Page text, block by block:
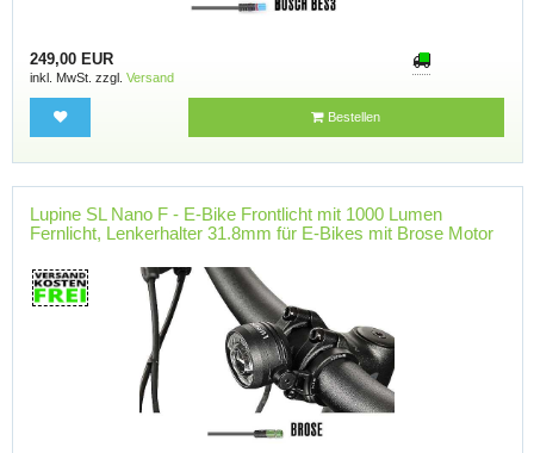
249,00 EUR
inkl. MwSt. zzgl. Versand
Bestellen
Lupine SL Nano F - E-Bike Frontlicht mit 1000 Lumen
Fernlicht, Lenkerhalter 31.8mm für E-Bikes mit Brose Motor